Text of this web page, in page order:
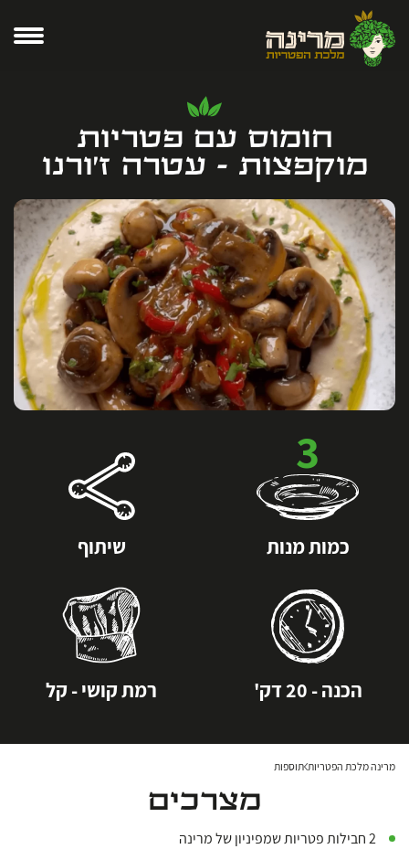
חומוס עם פטריות
מוקפצות - עטרה ז׳ורנו
הכנה - 20 דק' רמת קושי - קל
3
כמות מנות שיתוף
מרינה מלכת הפטריות תוספות
מצרכים
2 חבילות פטריות שמפיניון של מרינה